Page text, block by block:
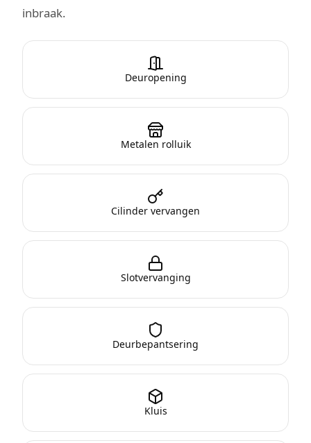
inbraak.
Deuropening
Metalen rolluik
Cilinder vervangen
Slotvervanging
Deurbepantsering
Kluis